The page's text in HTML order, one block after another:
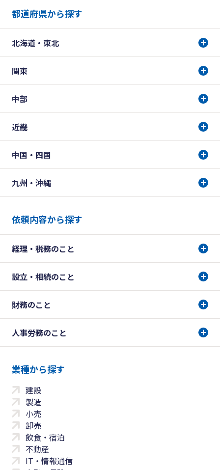
都道府県から探す
北海道・東北
関東
中部
近畿
中国・四国
九州・沖縄
依頼内容から探す
経理・税務のこと
設立・相続のこと
財務のこと
人事労務のこと
業種から探す
建設
製造
小売
卸売
飲食・宿泊
不動産
IT・情報通信